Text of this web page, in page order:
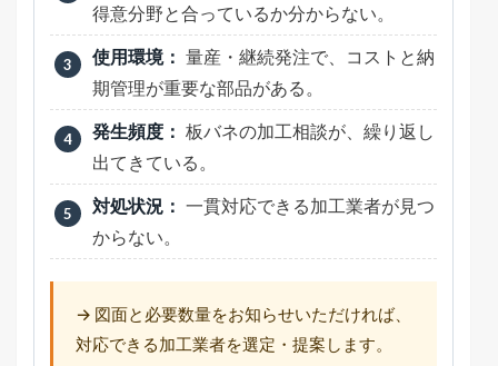
得意分野と合っているか分からない。
使用環境： 量産・継続発注で、コストと納
期管理が重要な部品がある。
発生頻度： 板バネの加工相談が、繰り返し
出てきている。
対処状況： 一貫対応できる加工業者が見つ
からない。
→ 図面と必要数量をお知らせいただければ、
対応できる加工業者を選定・提案します。